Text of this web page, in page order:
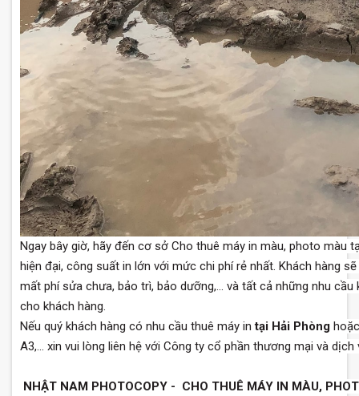
Ngay bây giờ, hãy đến cơ sở Cho thuê máy in màu, photo
hiện đại, công suất in lớn với mức chi phí rẻ nhất. Khách hàng
mất phí sửa chưa, bảo trì, bảo dưỡng,... và tất cả những nhu
cho khách hàng.
Nếu quý khách hàng có nhu cầu thuê máy in tại Hải Phòng
A3,... xin vui lòng liên hệ với Công ty cổ phần thương mại và
NHẬT NAM PHOTOCOPY - CHO THUÊ MÁY IN MÀU,